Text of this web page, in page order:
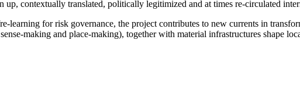
up, contextually translated, politically legitimized and at times re-circulated
learning for risk governance, the project contributes to new currents in
making and place-making), together with material infrastructures shape